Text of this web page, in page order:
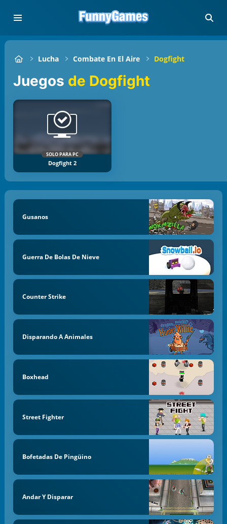
Lucha Combate En El Aire Dogfight
Juegos de Dogfight
SOLO PARA PC
Dogfight 2
Gusanos
Guerra De Bolas De Nieve
Counter Strike
Disparando A Animales
Boxhead
Street Fighter
Bofetadas De Pingüino
Andar Y Disparar